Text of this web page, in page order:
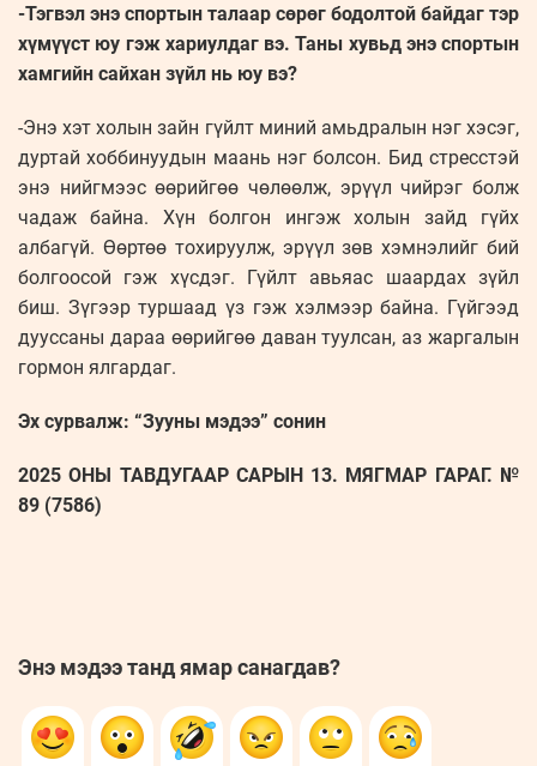
-Тэгвэл энэ спортын талаар сөрөг бодолтой байдаг тэр
хүмүүст юу гэж хариулдаг вэ. Таны хувьд энэ спортын
хамгийн сайхан зүйл нь юу вэ?
-Энэ хэт холын зайн гүйлт миний амьдралын нэг хэсэг,
дуртай хоббинуудын маань нэг болсон. Бид стресстэй
энэ нийгмээс өөрийгөө чөлөөлж, эрүүл чийрэг болж
чадаж байна. Хүн болгон ингэж холын зайд гүйх
албагүй. Өөртөө тохируулж, эрүүл зөв хэмнэлийг бий
болгоосой гэж хүсдэг. Гүйлт авьяас шаардах зүйл
биш. Зүгээр туршаад үз гэж хэлмээр байна. Гүйгээд
дууссаны дараа өөрийгөө даван туулсан, аз жаргалын
гормон ялгардаг.
Эх сурвалж: “Зууны мэдээ” сонин
2025 ОНЫ ТАВДУГААР САРЫН 13. МЯГМАР ГАРАГ. №
89 (7586)
Энэ мэдээ танд ямар санагдав?